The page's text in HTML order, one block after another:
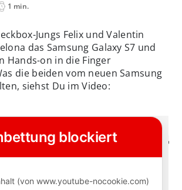
1 min.
Jungs Felix und Valentin
das Samsung Galaxy S7 und
Hands-on in die Finger
die beiden vom neuen Samsung
siehst Du im Video: